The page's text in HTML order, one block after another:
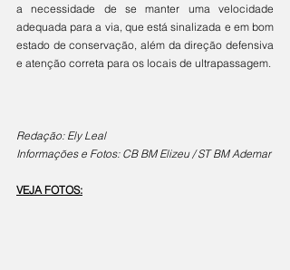
a necessidade de se manter uma velocidade
adequada para a via, que está sinalizada e em bom
estado de conservação, além da direção defensiva
e atenção correta para os locais de ultrapassagem.
Redação: Ely Leal
Informações e Fotos: CB BM Elizeu / ST BM Ademar
VEJA FOTOS: